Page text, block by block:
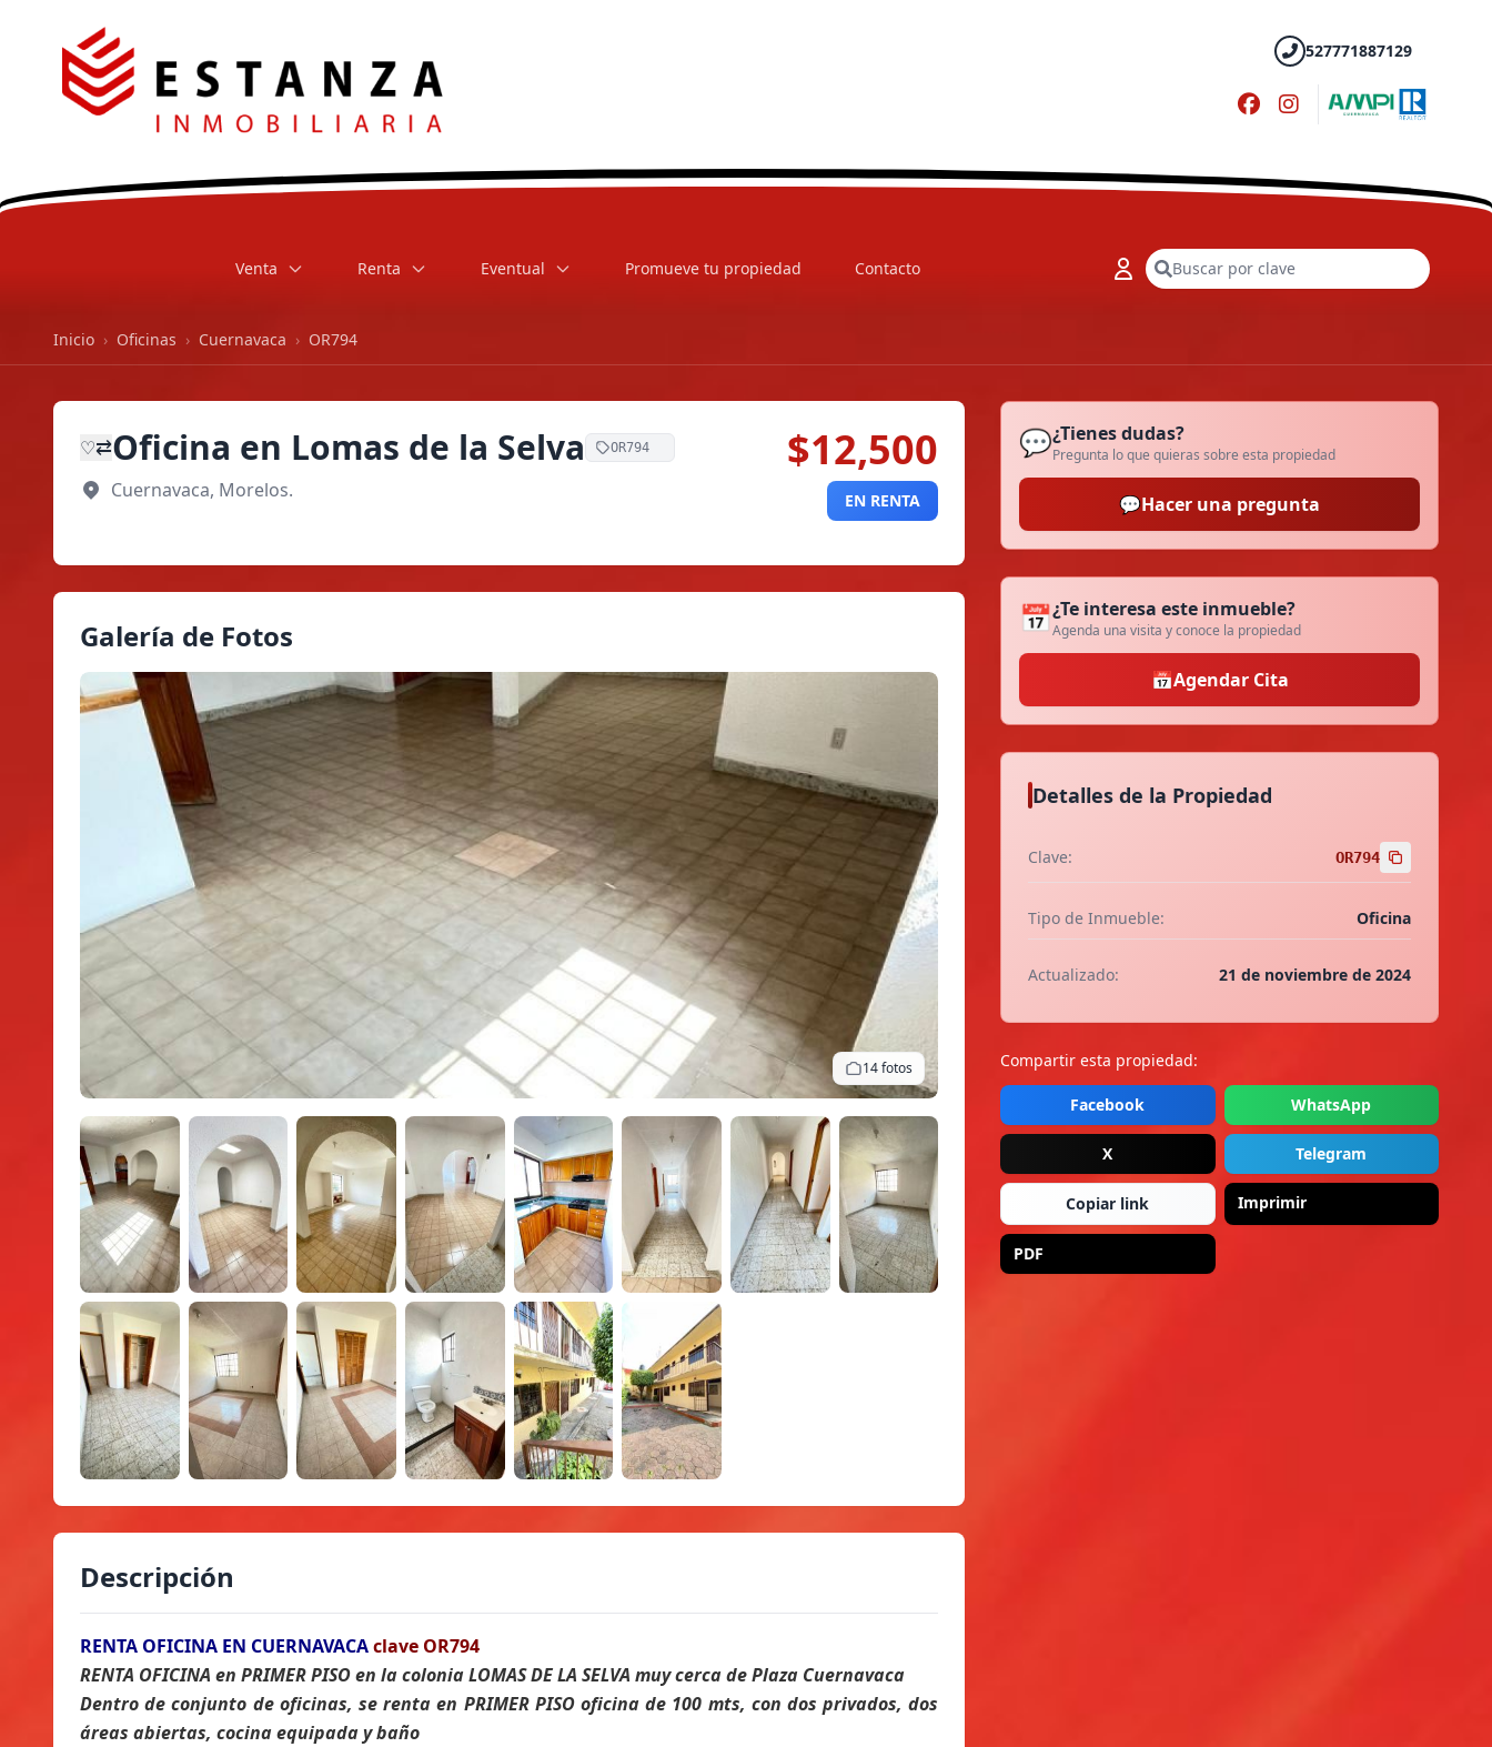
527771887129
Venta Renta Eventual Promueve tu propiedad Contacto Buscar
Inicio › Oficinas › Cuernavaca › OR794
♡⇄Oficina en Lomas de la Selva OR794
Cuernavaca, Morelos.
$12,500
EN RENTA
Galería de Fotos
14 fotos
Descripción
RENTA OFICINA EN CUERNAVACAclave OR794
RENTA OFICINA en PRIMER PISO en la colonia LOMAS DE LA SELVA muy cerca de Plaza Cuernavaca
Dentro de conjunto de oficinas, se renta en PRIMER PISO oficina de 100 mts, con dos privados, dos
áreas abiertas, cocina equipada y baño
💬¿Tienes dudas?
Pregunta lo que quieras sobre esta propiedad
💬Hacer una pregunta
📅¿Te interesa este inmueble?
Agenda una visita y conoce la propiedad
📅Agendar Cita
Detalles de la Propiedad
Clave: OR794
Tipo de Inmueble: Oficina
Actualizado: 21 de noviembre de 2024
Compartir esta propiedad:
Facebook WhatsApp
X Telegram
Copiar link Imprimir
PDF